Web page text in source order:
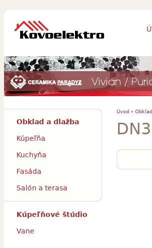
Úvod »
Obklad a dlažba
Kúpeľňa
Kuchyňa
Fasáda
Salón a terasa
Kúpeľňové štúdio
Vane